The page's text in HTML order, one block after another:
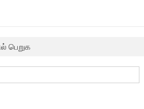
பெறுக